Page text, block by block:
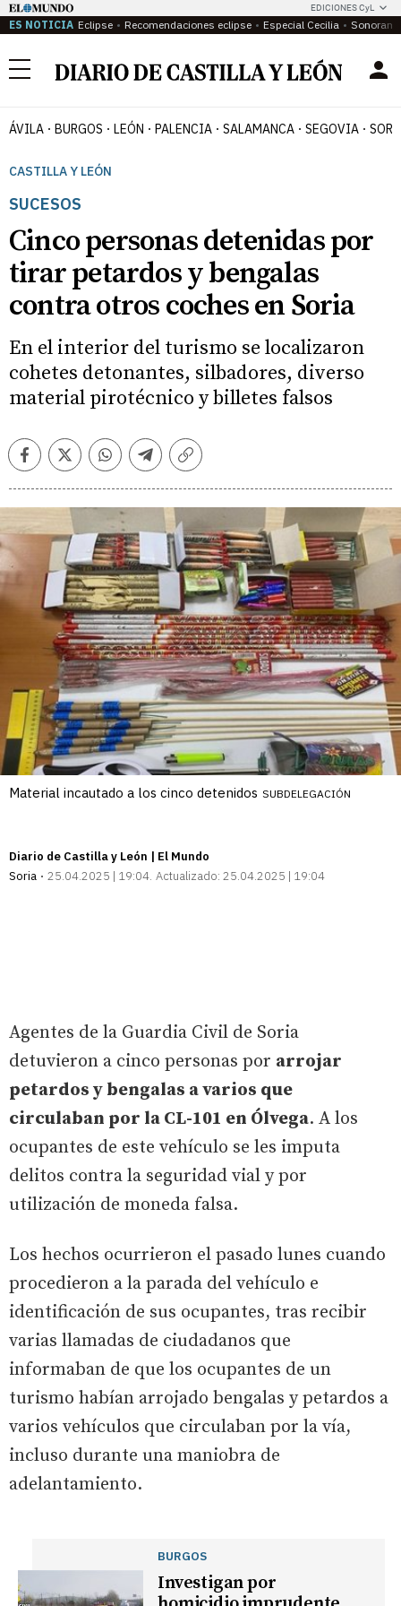
EDICIONES CyL
ES NOTICIA Eclipse Recomendaciones eclipse Especial Cecilia
Menú
ÁVILA BURGOS LEÓN PALENCIA SALAMANCA SEGOVIA
CASTILLA Y LEÓN
SUCESOS
Cinco personas detenidas por
tirar petardos y bengalas
contra otros coches en Soria
En el interior del turismo se localizaron
cohetes detonantes, silbadores, diverso
material pirotécnico y billetes falsos
FacebookTwitterWhatsappTelegramCopiar
Material incautado a los cinco detenidos SUBDELEGACIÓN
Diario de Castilla y León | El Mundo
Soria
25.04.2025 | 19:04 Actualizado: 25.04.2025 | 19:04
Agentes de la Guardia Civil de Soria
detuvieron a cinco personas por arrojar
petardos y bengalas a varios que
circulaban por la CL-101 en Ólvega. A los
ocupantes de este vehículo se les imputa
delitos contra la seguridad vial y por
utilización de moneda falsa.
Los hechos ocurrieron el pasado lunes cuando
procedieron a la parada del vehículo e
identificación de sus ocupantes, tras recibir
varias llamadas de ciudadanos que
informaban de que los ocupantes de un
turismo habían arrojado bengalas y petardos a
varios vehículos que circulaban por la vía,
incluso durante una maniobra de
adelantamiento.
BURGOS
Investigan por